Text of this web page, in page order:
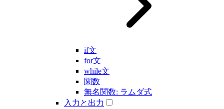
if文
for文
while文
関数
無名関数: ラムダ式
入力と出力